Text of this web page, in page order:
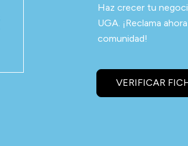
Haz crecer tu
UGA. ¡Reclama
comunidad!
VERIFICAR